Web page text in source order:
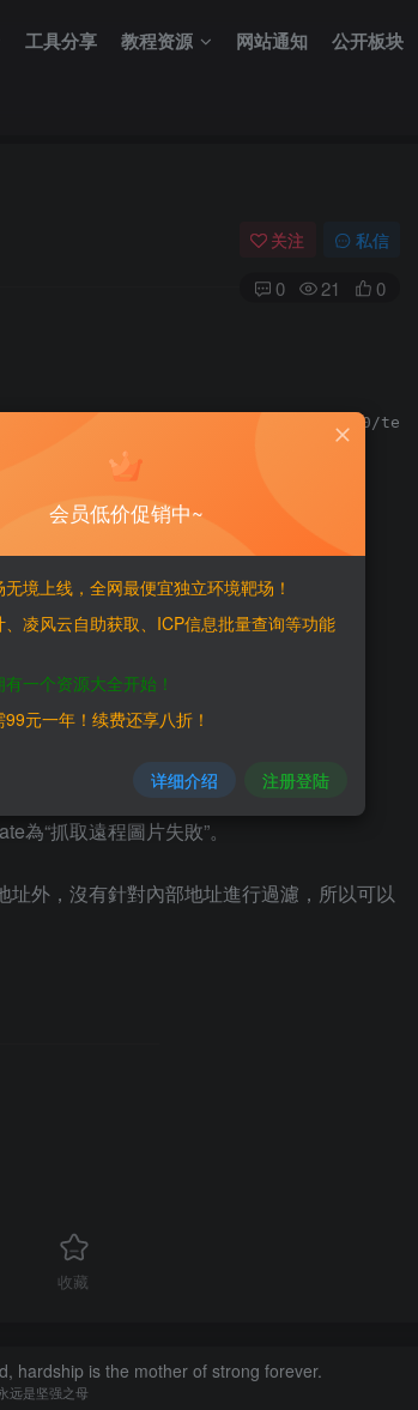
工具分享 教程资源 网站通知 公开板块
关注 私信
0 21 0
list: [{“state”:”
錯”。
“SUCCESS”,”size”:”5103″,”source”:”
]}，即state為“SUCCESS”。
為“抓取遠程圖片失敗”。
外，沒有針對內部地址進行過濾，所以可以
收藏
hardship is the mother of strong forever.
远是坚强之母
会员低价促销中~
境上线，全网最便宜独立环境靶场！
凌风云自助获取、ICP信息批量查询等功能
一个资源大全开始！
元一年！续费还享八折！
详细介绍 注册登陆